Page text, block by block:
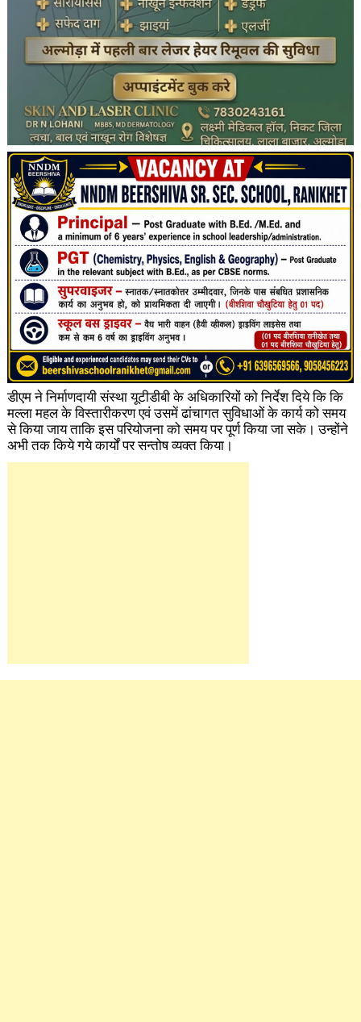
डीएम ने निर्माणदायी संस्था यूटीडीबी के अधिकारियों को निर्देश दिये कि कि
मल्ला महल के विस्तारीकरण एवं उसमें ढांचागत सुविधाओं के कार्य को समय
से किया जाय ताकि इस परियोजना को समय पर पूर्ण किया जा सके। उन्होंने
अभी तक किये गये कार्यों पर सन्तोष व्यक्त किया।